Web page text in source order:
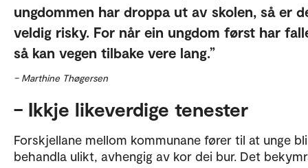
ungdommen har droppa ut av skolen, så er
veldig risky. For når ein ungdom først har
så kan vegen tilbake vere lang.
– Marthine Thøgersen
– Ikkje likeverdige tenester
Forskjellane mellom kommunane fører til at unge
behandla ulikt, avhengig av kor dei bur. Det